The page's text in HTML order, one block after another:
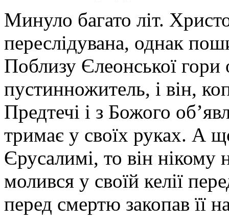
Минуло багато літ.
переслідувана, однак
Поблизу Єлеонської гори
пустинножитель, і він,
Предтечі і з Божого
тримає у своїх руках. А
Єрусалимі, то він нікому
молився у своїй келії
перед смертю закопав її